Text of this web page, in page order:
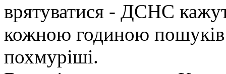
врятуватися - ДСНС
кожною годиною пошуків
похмуріші.